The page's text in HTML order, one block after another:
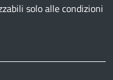
solo alle condizioni